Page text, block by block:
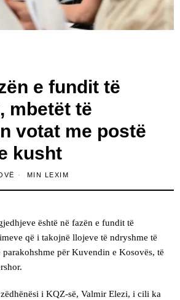
e fundit të
mbetët të
votat me postë
kusht
MIN LEXIM
është në fazën e fundit të
që i takojnë llojeve të ndryshme të
për Kuvendin e Kosovës, të
i KQZ-së, Valmir Elezi, i cili ka